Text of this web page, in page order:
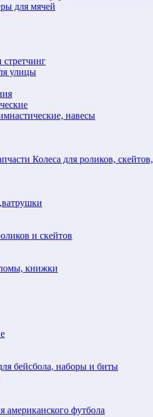
для мячей
стретчинг
улицы
навесы
Колеса для роликов,
и скейтов
книжки
бейсбола, наборы и биты
американского футбола